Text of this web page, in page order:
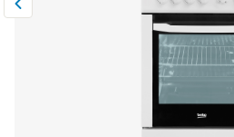
Сравнить